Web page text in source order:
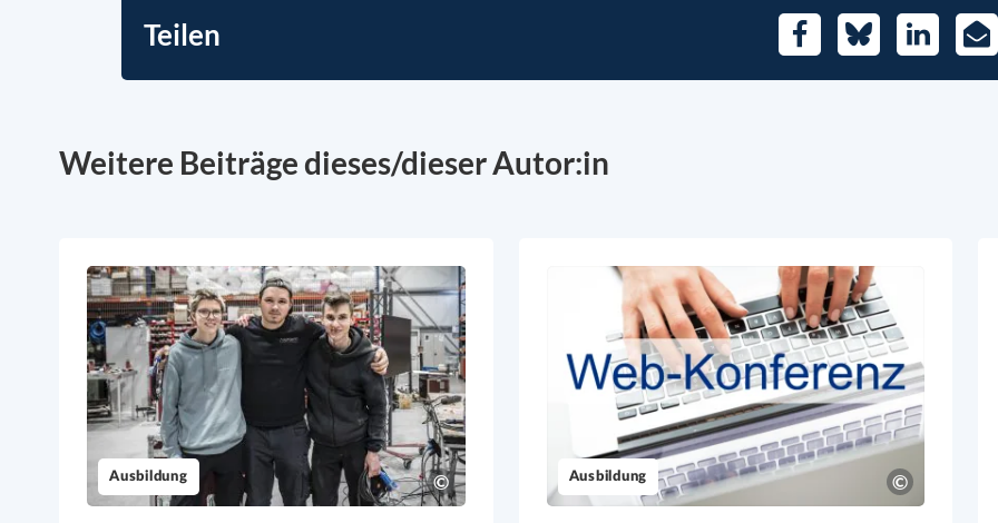
Teilen FacebookBlueskyLinkedIn
E-
Weitere Beiträge dieses/dieser Autor:in
Ausbildung Ausbildung